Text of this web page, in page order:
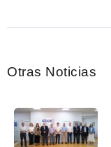
Otras Noticias